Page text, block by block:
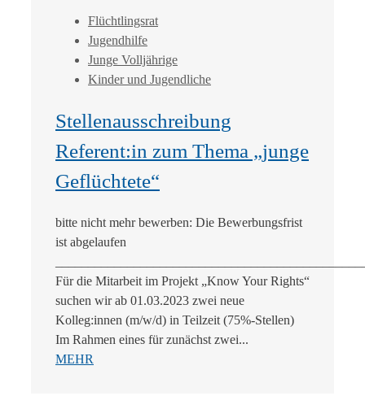
Flüchtlingsrat
Jugendhilfe
Junge Volljährige
Kinder und Jugendliche
Stellenausschreibung
Referent:in zum Thema „junge
Geflüchtete“
bitte nicht mehr bewerben: Die Bewerbungsfrist
ist abgelaufen
Für die Mitarbeit im Projekt „Know Your Rights“
suchen wir ab 01.03.2023 zwei neue
Kolleg:innen (m/w/d) in Teilzeit (75%-Stellen)
Im Rahmen eines für zunächst zwei...
MEHR